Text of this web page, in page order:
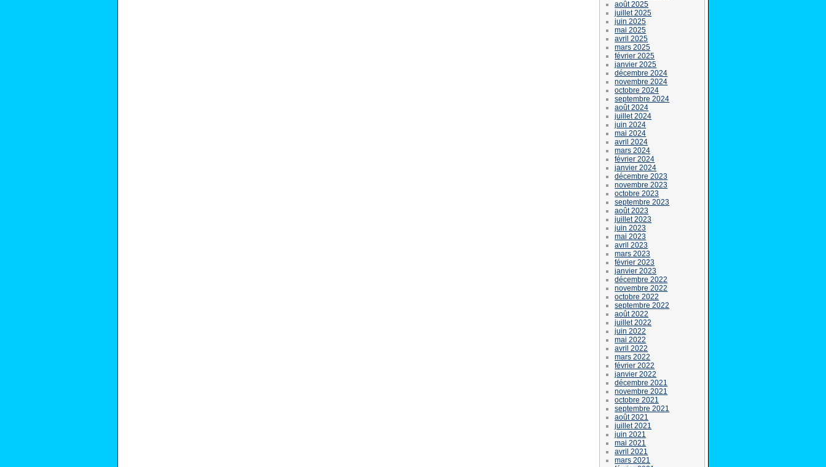
août 2025
juillet 2025
juin 2025
mai 2025
avril 2025
mars 2025
février 2025
janvier 2025
décembre 2024
novembre 2024
octobre 2024
septembre 2024
août 2024
juillet 2024
juin 2024
mai 2024
avril 2024
mars 2024
février 2024
janvier 2024
décembre 2023
novembre 2023
octobre 2023
septembre 2023
août 2023
juillet 2023
juin 2023
mai 2023
avril 2023
mars 2023
février 2023
janvier 2023
décembre 2022
novembre 2022
octobre 2022
septembre 2022
août 2022
juillet 2022
juin 2022
mai 2022
avril 2022
mars 2022
février 2022
janvier 2022
décembre 2021
novembre 2021
octobre 2021
septembre 2021
août 2021
juillet 2021
juin 2021
mai 2021
avril 2021
mars 2021